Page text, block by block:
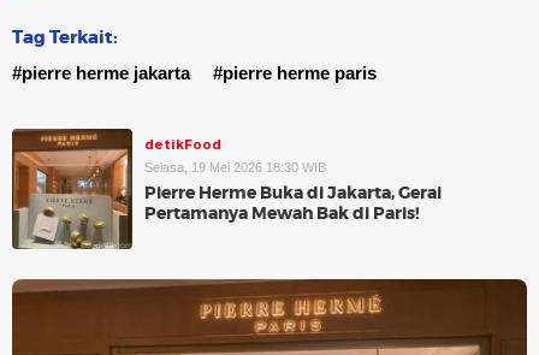
Tag Terkait:
#pierre herme jakarta #pierre herme paris
detikFood
Selasa, 19 Mei 2026 18:30 WIB
Pierre Herme Buka di Jakarta, Gerai
Pertamanya Mewah Bak di Paris!